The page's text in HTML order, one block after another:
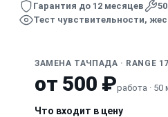
Гарантия до 12 месяцев
Тест чувствительности,
ЗАМЕНА ТАЧПАДА · RANGE 17
от 500 ₽работа · 50
Что входит в цену